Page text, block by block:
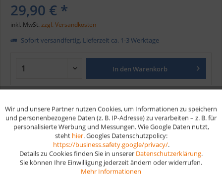
29,90 € *
inkl. MwSt. zzgl. Versandkosten
Sofort versandfertig, Lieferzeit ca. 1-3 Werktage
In den Warenkorb
Artikel-Nr.:
279
EAN
9783961597055
Vorteile
Funktionale Aktiv
Aktiv
Wir und unsere Partner nutzen Cookies, um Informationen zu speichern
und personenbezogene Daten (z. B. IP-Adresse) zu verarbeiten – z. B. für
personalisierte Werbung und Messungen. Wie Google Daten nutzt,
steht hier. Googles Datenschutzpolicy:
https://business.safety.google/privacy/.
Details zu Cookies finden Sie in unserer Datenschutzerklärung.
Sie können Ihre Einwilligung jederzeit ändern oder widerrufen.
Mehr Informationen